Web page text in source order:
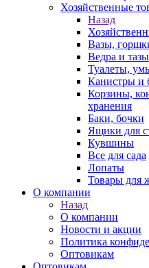
Хозяйственные
Назад
Вазы,
Ведра и тазы
Туалеты,
Канистры и
Корзины,
хранения
Баки, бочки
Ящики для
Кувшины
Все для сада
Лопаты
Товары для
О компании
Назад
О компании
Новости и акции
Политика
Оптовикам